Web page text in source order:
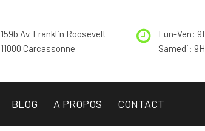
159b Av. Franklin Roosevelt
11000 Carcassonne
Lun-Ven:
Samedi:
BLOG A PROPOS CONTACT